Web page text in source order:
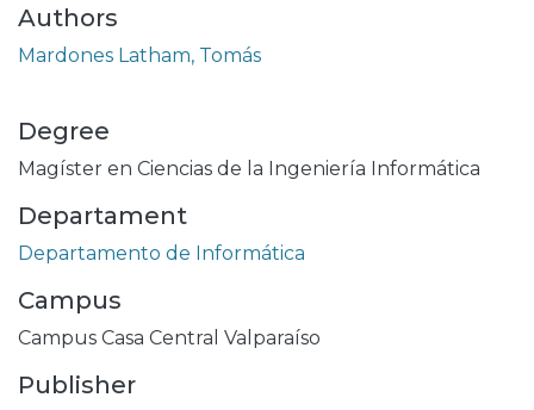
Authors
Mardones Latham, Tomás
Degree
Magíster en Ciencias de la Ingeniería Informática
Departament
Departamento de Informática
Campus
Campus Casa Central Valparaíso
Publisher